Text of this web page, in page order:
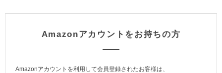
Amazonアカウントをお持ちの方
Amazonアカウントを利用して会員登録されたお客様は、